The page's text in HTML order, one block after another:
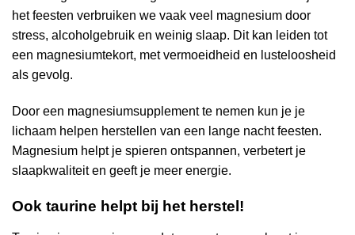
het feesten verbruiken we vaak veel magnesium door
stress, alcoholgebruik en weinig slaap. Dit kan leiden tot
een magnesiumtekort, met vermoeidheid en lusteloosheid
als gevolg.
Door een magnesiumsupplement te nemen kun je je
lichaam helpen herstellen van een lange nacht feesten.
Magnesium helpt je spieren ontspannen, verbetert je
slaapkwaliteit en geeft je meer energie.
Ook taurine helpt bij het herstel!